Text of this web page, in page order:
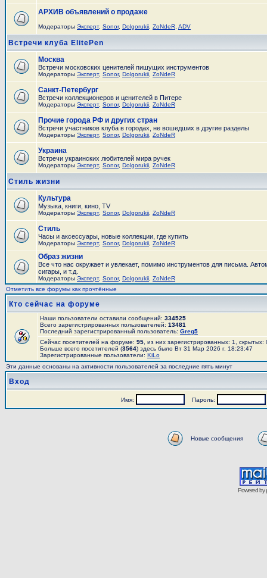
АРХИВ объявлений о продаже
Модераторы Эксперт, Sonor, Dolgorukii ZoNdeR ADV
Встречи клуба ElitePen
Москва
Встречи московских ценителей пишущих инструментов
Модераторы Эксперт, Sonor, Dolgorukii ZoNdeR
Санкт-Петербург
Встречи коллекционеров и ценителей в Питере
Модераторы Эксперт, Sonor, Dolgorukii ZoNdeR
Прочие города РФ и других стран
Встречи участников клуба в городах, не вошедших в другие разделы
Модераторы Эксперт, Sonor, Dolgorukii ZoNdeR
Украина
Встречи украинских любителей мира ручек
Модераторы Эксперт, Sonor, Dolgorukii ZoNdeR
Стиль жизни
Культура
Музыка, книги, кино, TV
Модераторы Эксперт, Sonor, Dolgorukii ZoNdeR
Стиль
Часы и аксесcуары, новые коллекции, где купить
Модераторы Эксперт, Sonor, Dolgorukii ZoNdeR
Образ жизни
Все что нас окружает и увлекает, помимо инструментов для письма.
сигары, и т.д.
Модераторы Эксперт, Sonor, Dolgorukii ZoNdeR
Отметить все форумы как прочтённые
Кто сейчас на форуме
Наши пользователи оставили сообщений: 334525
Всего зарегистрированных пользователей: 13481
Последний зарегистрированный пользователь: Greg5
Сейчас посетителей на форуме: 95 , из них зарегистрированных: 1,
Больше всего посетителей (3564) здесь было Вт 31 Мар 2026 г. 18:23:47
Зарегистрированные пользователи: KiLo
Эти данные основаны на активности пользователей за последние пять минут
Вход
Имя: Пароль:
Новые сообщения
Powered by